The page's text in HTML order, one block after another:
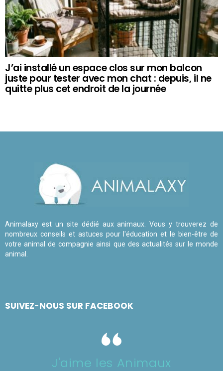
J’ai installé un espace clos sur mon balcon
juste pour tester avec mon chat : depuis, il ne
quitte plus cet endroit de la journée
Animalaxy est un site dédié aux animaux. Vous y trouverez de
nombreux conseils et astuces pour l'éducation et le bien-être de
votre animal de compagnie ainsi que des actualités sur le monde
animal.
SUIVEZ-NOUS SUR FACEBOOK
J'aime les Animaux